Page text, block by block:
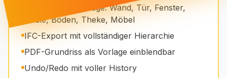
7 Zeichenwerkzeuge: Wand, Tür, Fenster,
Säule, Boden, Theke, Möbel
IFC-Export mit vollständiger Hierarchie
PDF-Grundriss als Vorlage einblendbar
Undo/Redo mit voller History